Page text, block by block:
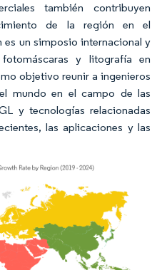
también contribuyen
de la región en el
un simposio internacional y
y litografía en
objetivo reunir a ingenieros
mundo en el campo de las
y tecnologías relacionadas
las aplicaciones y las